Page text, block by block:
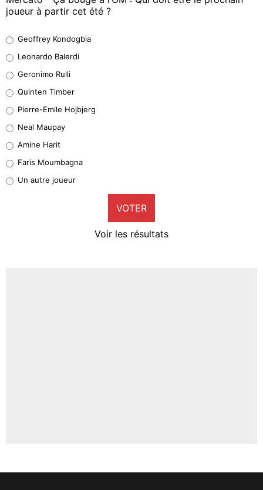
joueur à partir cet été ?
38%
32%
5%
1%
9%
Geoffrey Kondogbia
Leonardo Balerdi
Geronimo Rulli
Quinten Timber
Pierre-Emile Hojbjerg
Neal Maupay
Amine Harit
Faris Moumbagna
Un autre joueur
VOTER
Voir les résultats